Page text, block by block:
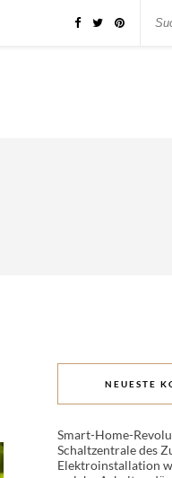
NEUESTE
Smart-Home-
Schaltzentrale des
Elektroinstallation